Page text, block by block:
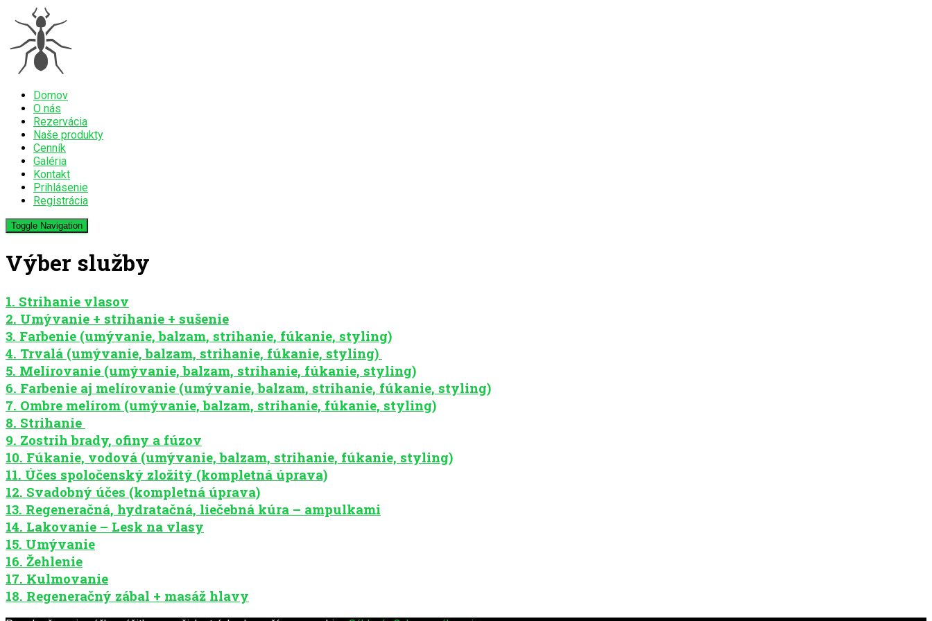
Domov
O nás
Rezervácia
Naše produkty
Cenník
Galéria
Kontakt
Prihlásenie
Registrácia
Toggle Navigation
Výber služby
1. Strihanie vlasov
2. Umývanie + strihanie + sušenie
3. Farbenie (umývanie, balzam, strihanie, fúkanie, styling)
4. Trvalá (umývanie, balzam, strihanie, fúkanie, styling)
5. Melírovanie (umývanie, balzam, strihanie, fúkanie, styling)
6. Farbenie aj melírovanie (umývanie, balzam, strihanie, fúkanie, styling)
7. Ombre melírom (umývanie, balzam, strihanie, fúkanie, styling)
8. Strihanie
9. Zostrih brady, ofiny a fúzov
10. Fúkanie, vodová (umývanie, balzam, strihanie, fúkanie, styling)
11. Účes spoločenský zložitý (kompletná úprava)
12. Svadobný účes (kompletná úprava)
13. Regeneračná, hydratačná, liečebná kúra – ampulkami
14. Lakovanie – Lesk na vlasy
15. Umývanie
16. Žehlenie
17. Kulmovanie
18. Regeneračný zábal + masáž hlavy